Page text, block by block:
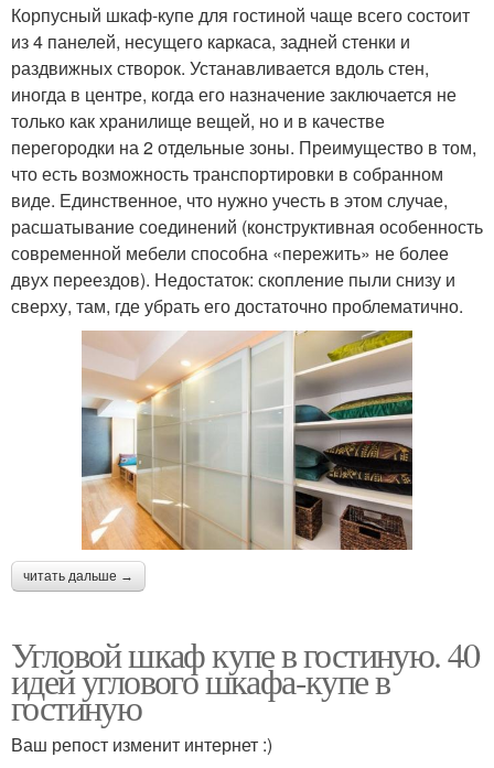
Корпусный шкаф-купе для гостиной чаще всего состоит
из 4 панелей, несущего каркаса, задней стенки и
раздвижных створок. Устанавливается вдоль стен,
иногда в центре, когда его назначение заключается не
только как хранилище вещей, но и в качестве
перегородки на 2 отдельные зоны. Преимущество в том,
что есть возможность транспортировки в собранном
виде. Единственное, что нужно учесть в этом случае,
расшатывание соединений (конструктивная особенность
современной мебели способна «пережить» не более
двух переездов). Недостаток: скопление пыли снизу и
сверху, там, где убрать его достаточно проблематично.
читать дальше →
Угловой шкаф купе в гостиную. 40
идей углового шкафа-купе в
гостиную
Ваш репост изменит интернет :)